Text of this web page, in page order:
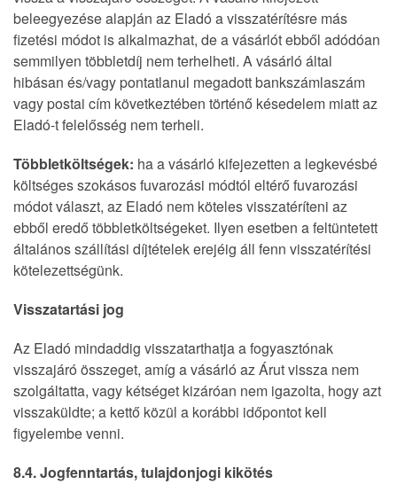
beleegyezése alapján az Eladó a visszatérítésre más
fizetési módot is alkalmazhat, de a vásárlót ebből adódóan
semmilyen többletdíj nem terhelheti. A vásárló által
hibásan és/vagy pontatlanul megadott bankszámlaszám
vagy postai cím következtében történő késedelem miatt az
Eladó-t felelősség nem terheli.
Többletköltségek: ha a vásárló kifejezetten a legkevésbé
költséges szokásos fuvarozási módtól eltérő fuvarozási
módot választ, az Eladó nem köteles visszatéríteni az
ebből eredő többletköltségeket. Ilyen esetben a feltüntetett
általános szállítási díjtételek erejéig áll fenn visszatérítési
kötelezettségünk.
Visszatartási jog
Az Eladó mindaddig visszatarthatja a fogyasztónak
visszajáró összeget, amíg a vásárló az Árut vissza nem
szolgáltatta, vagy kétséget kizáróan nem igazolta, hogy azt
visszaküldte; a kettő közül a korábbi időpontot kell
figyelembe venni.
8.4. Jogfenntartás, tulajdonjogi kikötés